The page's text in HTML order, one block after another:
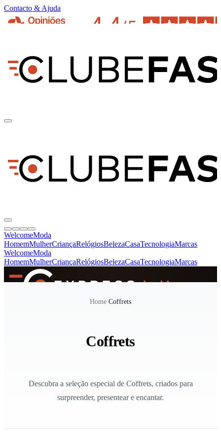
Contacto & Ajuda
WelcomeModa
HomemMulherCriançaRelógiosBelezaCasaTecnologiaMarcas
WelcomeModa
HomemMulherCriançaRelógiosBelezaCasaTecnologiaMarcas
Home/Coffrets
Coffrets
Descubra a seleção especial de Coffrets, criados para
surpreender, presentear e encantar.